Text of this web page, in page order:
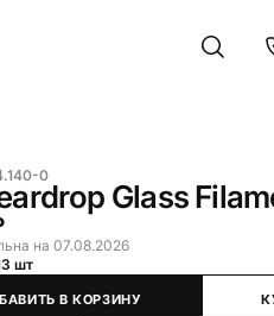
0
Glass
на 07.08.2026
шт
В КОРЗИНУ